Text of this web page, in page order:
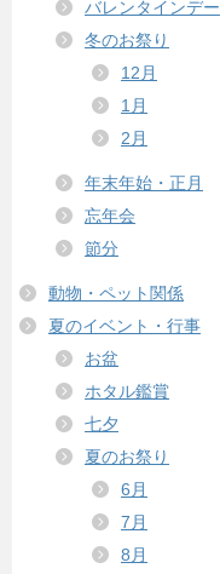
バレンタインデー
冬のお祭り
12月
1月
2月
年末年始・正月
忘年会
節分
動物・ペット関係
夏のイベント・行事
お盆
ホタル鑑賞
七夕
夏のお祭り
6月
7月
8月